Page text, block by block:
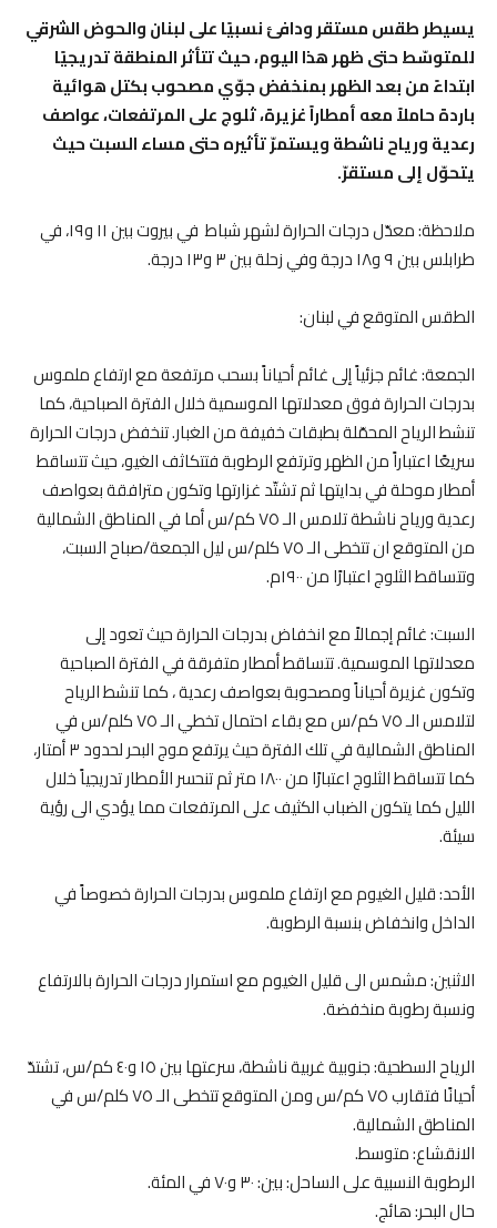
يسيطر طقس مستقر ودافئ نسبيًا على لبنان والحوض الشرقي
للمتوسّط حتى ظهر هذا اليوم، حيث تتأثر المنطقة تدريجيًا
ابتداءً من بعد الظهر بمنخفض جوّي مصحوب بكتل هوائية
باردة حاملاً معه أمطاراً غزيرة، ثلوج على المرتفعات، عواصف
رعدية ورياح ناشطة ويستمرّ تأثيره حتى مساء السبت حيث
يتحوّل إلى مستقرّ.
ملاحظة: معدّل درجات الحرارة لشهر شباط في بيروت بين ١١ و١٩، في
طرابلس بين ٩ و١٨ درجة وفي زحلة بين ٣ و١٣ درجة.
الطقس المتوقع في لبنان:
الجمعة: غائم جزئياً إلى غائم أحياناً بسحب مرتفعة مع ارتفاع ملموس
بدرجات الحرارة فوق معدلاتها الموسمية خلال الفترة الصباحية، كما
تنشط الرياح المحمّلة بطبقات خفيفة من الغبار. تنخفض درجات الحرارة
سريعًا اعتباراً من الظهر وترتفع الرطوبة فتتكاثف الغيو، حيث تتساقط
أمطار موحلة في بدايتها ثم تشتّد غزارتها وتكون مترافقة بعواصف
رعدية ورياح ناشطة تلامس الـ ٧٥ كم/س أما في المناطق الشمالية
من المتوقع ان تتخطى الـ ٧٥ كلم/س ليل الجمعة/صباح السبت،
وتتساقط الثلوج اعتبارًا من ١٩٠٠م.
السبت: غائم إجمالاً مع انخفاض بدرجات الحرارة حيث تعود إلى
معدلاتها الموسمية. تتساقط أمطار متفرقة في الفترة الصباحية
وتكون غزيرة أحياناً ومصحوبة بعواصف رعدية ، كما تنشط الرياح
لتلامس الـ ٧٥ كم/س مع بقاء احتمال تخطي الـ ٧٥ كلم/س في
المناطق الشمالية في تلك الفترة حيث يرتفع موج البحر لحدود ٣ أمتار،
كما تتساقط الثلوج اعتبارًا من ١٨٠٠ متر ثم تنحسر الأمطار تدريجياً خلال
الليل كما يتكون الضباب الكثيف على المرتفعات مما يؤدي الى رؤية
سيئة.
الأحد: قليل الغيوم مع ارتفاع ملموس بدرجات الحرارة خصوصاً في
الداخل وانخفاض بنسبة الرطوبة.
الاثنين: مشمس الى قليل الغيوم مع استمرار درجات الحرارة بالارتفاع
ونسبة رطوبة منخفضة.
الرياح السطحية: جنوبية غربية ناشطة، سرعتها بين ١٥ و٤٠ كم/س، تشتدّ
أحيانًا فتقارب ٧٥ كم/س ومن المتوقع تتخطى الـ ٧٥ كلم/س في
المناطق الشمالية.
الانقشاع: متوسط.
الرطوبة النسبية على الساحل: بين: ٣٠ و٧٠ في المئة.
حال البحر: هائج.